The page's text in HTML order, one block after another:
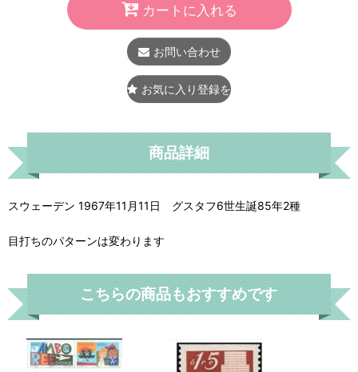
カートに入れる
お問い合わせ
お気に入り登録をする
商品詳細
スウェーデン 1967年11月11日 グスタフ6世生誕85年2種
目打ちのパターンは変わります
こちらの商品もおすすめです